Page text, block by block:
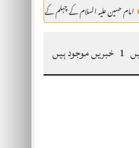
حسین علیہ السلام کے چہلم کے موقع پر جلوس کے
1 خبریں موجود ہیں